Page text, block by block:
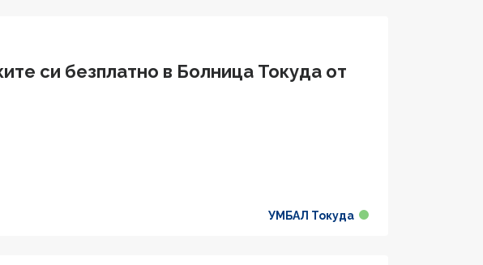
си безплатно в Болница Токуда от
УМБАЛ Токуда